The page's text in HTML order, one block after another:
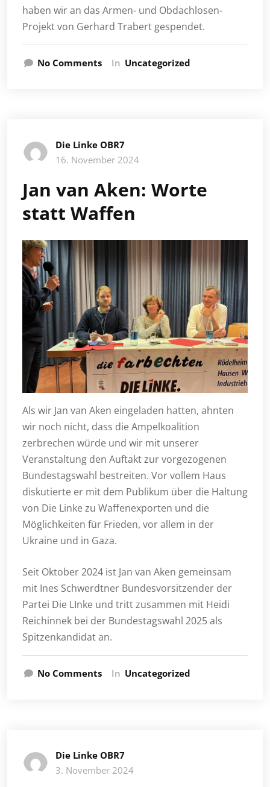
haben wir an das Armen- und Obdachlosen-
Projekt von Gerhard Trabert gespendet.
No Comments In Uncategorized
Die Linke OBR7
16. November 2024
Jan van Aken: Worte
statt Waffen
Als wir Jan van Aken eingeladen hatten, ahnten
wir noch nicht, dass die Ampelkoalition
zerbrechen würde und wir mit unserer
Veranstaltung den Auftakt zur vorgezogenen
Bundestagswahl bestreiten. Vor vollem Haus
diskutierte er mit dem Publikum über die Haltung
von Die Linke zu Waffenexporten und die
Möglichkeiten für Frieden, vor allem in der
Ukraine und in Gaza.
Seit Oktober 2024 ist Jan van Aken gemeinsam
mit Ines Schwerdtner Bundesvorsitzender der
Partei Die LInke und tritt zusammen mit Heidi
Reichinnek bei der Bundestagswahl 2025 als
Spitzenkandidat an.
No Comments In Uncategorized
Die Linke OBR7
3. November 2024